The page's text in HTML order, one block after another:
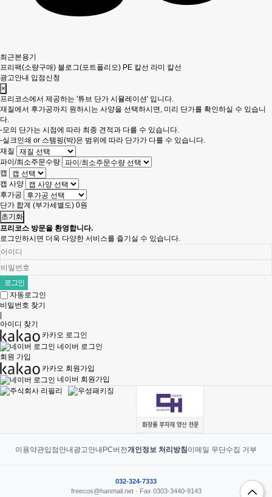
최근본용기
프리팩(소량구매) 블로그(포트폴리오) PE 칼선 라미 칼선
광고안내 입점신청
×
프리코스에서 제공하는 '튜브 단가 시뮬레이션' 입니다.
재질에서 후가공까지 원하시는 사양을 선택하시면, 미리 단가를 확인하실 수 있습니
다.
-모의 단가는 시점에 따라 최종 견적과 다를 수 있습니다.
-실크인쇄 or 스템핑(박)은 범위에 따라 단가가 다를 수 있습니다.
재질
파이/최소주문수량
캡
캡 사양
후가공
단가 합계 (부가세별도) 0원
초기화
프리코스 방문을 환영합니다.
로그인하시면 더욱 다양한 서비스를 즐기실 수 있습니다.
자동로그인
비밀번호 찾기
아이디 찾기
카카오 로그인
네이버 로그인
회원 가입
카카오 회원가입
네이버 회원가입
이용약관입점안내 광고안내 PC버전개인정보 처리방침 이메일 무단수집 거부
032-324-7333
freecos@hanmail.net · Fax 0303-3440-9143